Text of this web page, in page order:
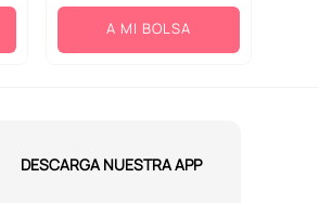
A MI BOLSA
DESCARGA NUESTRA APP